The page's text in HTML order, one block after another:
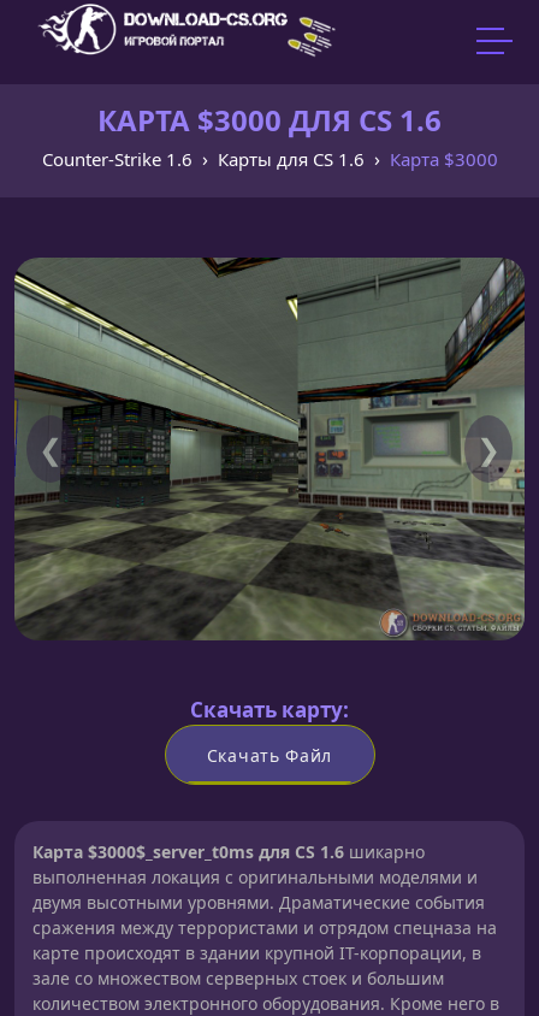
КАРТА $3000 ДЛЯ CS 1.6
Counter-Strike 1.6 Карты для CS 1.6 Карта $3000
❮ ❯
Скачать карту:
Скачать Файл
Карта $3000$_server_t0ms для CS 1.6 шикарно
выполненная локация с оригинальными моделями и
двумя высотными уровнями. Драматические события
сражения между террористами и отрядом спецназа на
карте происходят в здании крупной IT-корпорации, в
зале со множеством серверных стоек и большим
количеством электронного оборудования. Кроме него в